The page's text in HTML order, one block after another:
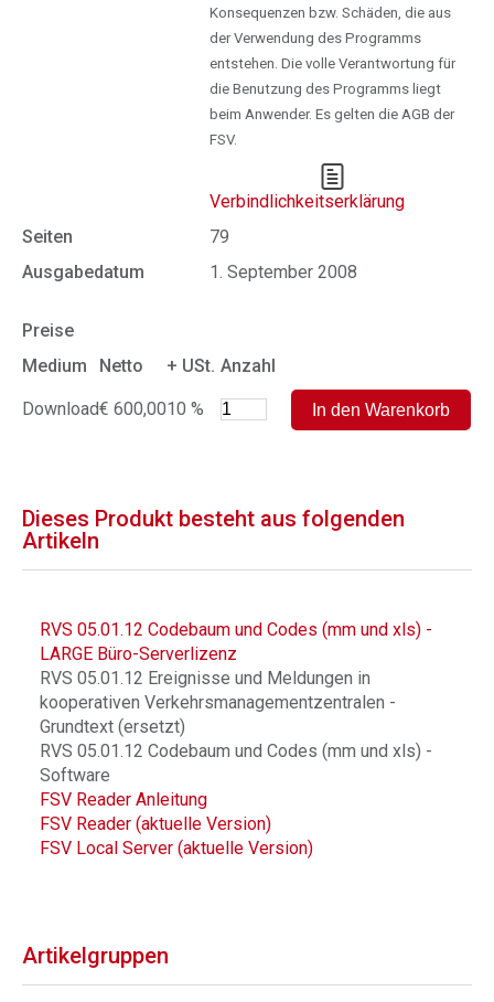
Konsequenzen bzw. Schäden, die aus
der Verwendung des Programms
entstehen. Die volle Verantwortung für
die Benutzung des Programms liegt
beim Anwender. Es gelten die AGB der
FSV.
Verbindlichkeitserklärung
Seiten
79
Ausgabedatum
1. September 2008
Preise
Medium
Netto + USt. Anzahl
Download€ 600,0010 %
Dieses Produkt besteht aus folgenden
Artikeln
RVS 05.01.12 Codebaum und Codes (mm und xls) -
LARGE Büro-Serverlizenz
RVS 05.01.12 Ereignisse und Meldungen in
kooperativen Verkehrsmanagementzentralen -
Grundtext (ersetzt)
RVS 05.01.12 Codebaum und Codes (mm und xls) -
Software
FSV Reader Anleitung
FSV Reader (aktuelle Version)
FSV Local Server (aktuelle Version)
Artikelgruppen